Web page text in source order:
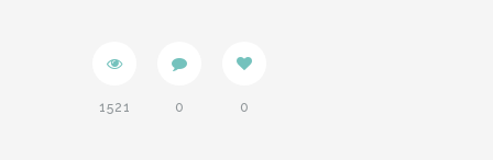
1521 0 0